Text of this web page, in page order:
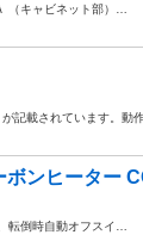
（キャビネット部）…
記載されています。動
ボンヒーター
転倒時自動オフスイ…